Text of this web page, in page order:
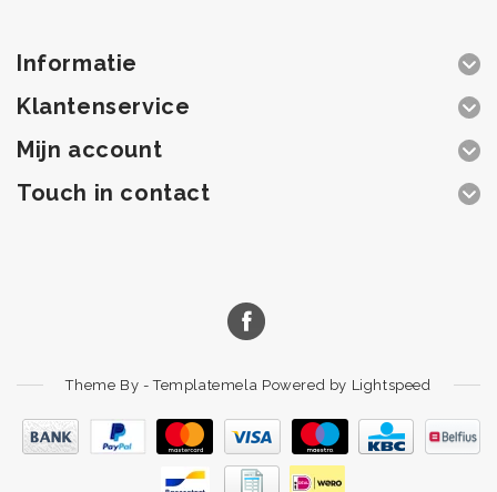
Informatie
Klantenservice
Mijn account
Touch in contact
Theme By -Templatemela Powered by Lightspeed